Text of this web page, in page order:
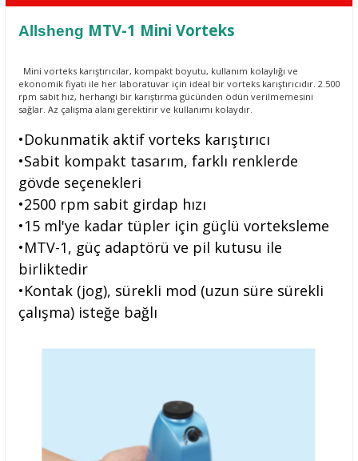
Allsheng MTV-1 Mini Vorteks
Mini vorteks karıştırıcılar, kompakt boyutu, kullanım kolaylığı ve
ekonomik fiyatı ile her laboratuvar için ideal bir vorteks karıştırıcıdır. 2.500
rpm sabit hız, herhangi bir karıştırma gücünden ödün verilmemesini
sağlar. Az çalışma alanı gerektirir ve kullanımı kolaydır.
•Dokunmatik aktif vorteks karıştırıcı
•Sabit kompakt tasarım, farklı renklerde
gövde seçenekleri
•2500 rpm sabit girdap hızı
•15 ml'ye kadar tüpler için güçlü vorteksleme
•MTV-1, güç adaptörü ve pil kutusu ile
birliktedir
•Kontak (jog), sürekli mod (uzun süre sürekli
çalışma) isteğe bağlı